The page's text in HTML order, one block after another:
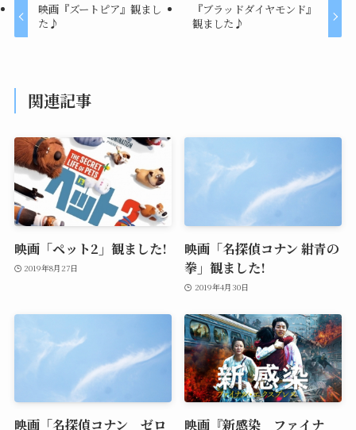
映画『ズートピア』観まし
た♪
『ブラッドダイヤモンド』
観ました♪
関連記事
映画「ペット2」観ました!
2019年8月27日
映画「名探偵コナン 紺青の
拳」観ました!
2019年4月30日
映画「名探偵コナン ゼロ 映画『新感染 ファイナ